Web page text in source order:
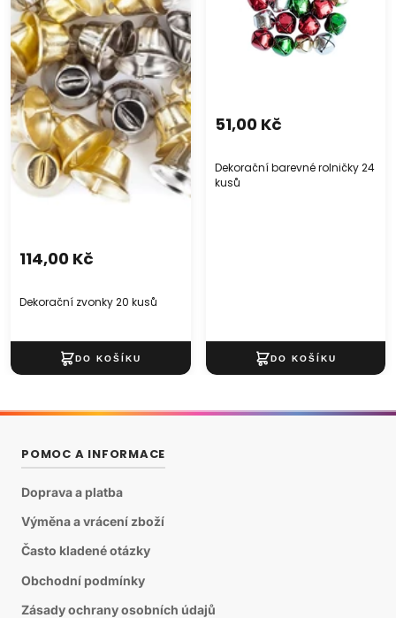
Dekorační zvonky 20 kusů
114,00 Kč
Dekorační barevné rolničky 24
kusů
51,00 Kč
POMOC A INFORMACE
Doprava a platba
Výměna a vrácení zboží
Často kladené otázky
Obchodní podmínky
Zásady ochrany osobních údajů